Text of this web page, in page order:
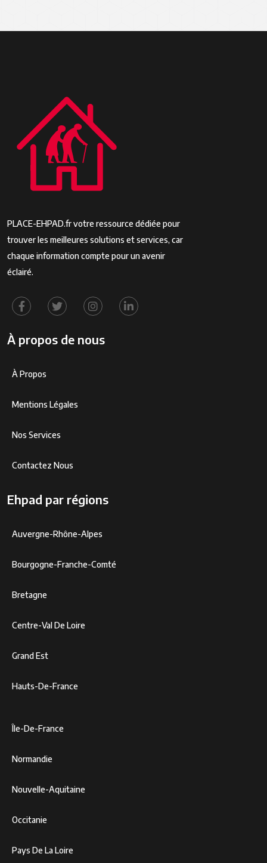
PLACE-EHPAD.fr votre ressource dédiée pour
trouver les meilleures solutions et services, car
chaque information compte pour un avenir
éclairé.
À propos de nous
À Propos
Mentions Légales
Nos Services
Contactez Nous
Ehpad par régions
Auvergne-Rhône-Alpes
Bourgogne-Franche-Comté
Bretagne
Centre-Val De Loire
Grand Est
Hauts-De-France
Île-De-France
Normandie
Nouvelle-Aquitaine
Occitanie
Pays De La Loire